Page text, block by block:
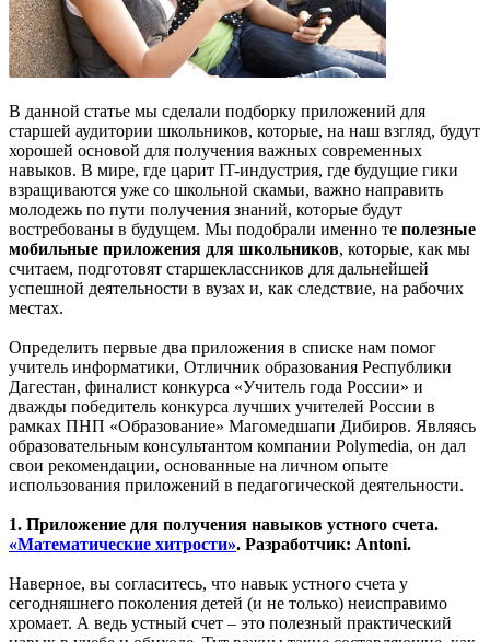
В данной статье мы сделали подборку приложений для
старшей аудитории школьников, которые, на наш взгляд, будут
хорошей основой для получения важных современных
навыков. В мире, где царит IT-индустрия, где будущие гики
взращиваются уже со школьной скамьи, важно направить
молодежь по пути получения знаний, которые будут
востребованы в будущем. Мы подобрали именно те полезные
мобильные приложения для школьников, которые, как мы
считаем, подготовят старшеклассников для дальнейшей
успешной деятельности в вузах и, как следствие, на рабочих
местах.
Определить первые два приложения в списке нам помог
учитель информатики, Отличник образования Республики
Дагестан, финалист конкурса «Учитель года России» и
дважды победитель конкурса лучших учителей России в
рамках ПНП «Образование» Магомедшапи Дибиров. Являясь
образовательным консультантом компании Polymedia, он дал
свои рекомендации, основанные на личном опыте
использования приложений в педагогической деятельности.
1. Приложение для получения навыков устного счета.
«Математические хитрости». Разработчик: Antoni.
Наверное, вы согласитесь, что навык устного счета у
сегодняшнего поколения детей (и не только) неисправимо
хромает. А ведь устный счет – это полезный практический